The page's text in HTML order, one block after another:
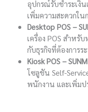
อุปกรณ์รับชำระเงิ
เพิ่มความสะดวกใน
Desktop POS –
เครื่อง POS สำหรั
กับธุรกิจที่ต้องการ
Kiosk POS –
โซลูชัน Self-
พนักงาน และเพิ่มป